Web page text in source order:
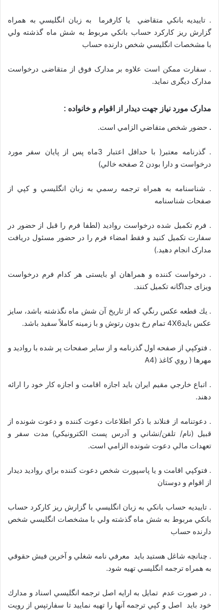
. تاييديه بانكي متقاضي يا كارفرما به زبان انگليسي به همراه
گزارش ريز كاركرد حساب بانكي مربوط به شش ماه گذشته ولي
با مشخصات انگلیسي شخص دارنده حساب
. سفارت ممکن است علاوه بر مدارک فوق از متقاضی درخواست
مدارک دیگری نماید.
مدارک مورد نیاز جهت دیدار از اقوام و خانواده :
. حضور شخص متقاضي الزامي است.
. گذرنامه معتبر( با حداقل اعتبار 3ماه پس از پايان سفر مورد
درخواست و دارا بودن 2 صفحه خالي)
. شناسنامه به همراه ترجمه رسمي به زبان انگليسي و كپي از
صفحات شناسنامه
. فرم تكميل شده درخواست رواديد (لطفا فرم را قبل از حضور در
سفارت تکمیل کنید و فقط امضاء فرم را در حضور مسئول دریافت
مدارک انجام دهید.)
. درخواست کننده و همراهان او بایستی هر کدام فرم درخواست
ویزای جداگانه تکمیل کنند.
. يك قطعه عكس رنگي كه از تاريخ آن شش ماه نگذشته باشد، سايز
عكس بايد4X6 تمام رخ بدون رتوش و با زمينه كاملاً سفيد باشد.
. فتوكپي از صفحه اول گذرنامه و از ساير صفحات پر شده با رواديد و
مهرها ( روي كاغذ (A4
. اتباع خارجي مقيم ايران بايد اجازه اقامت و اجازه كار خود را ارائه
دهند.
. دعوتنامه از فنلاند با ذكر اطلاعات دعوت كننده و دعوت شونده از
قبيل (نام/ تلفن/نشاني و آدرس پست الكترونيكي) مدت سفر و
تعهدات مالي دعوت شونده الزامي است.
. فتوكپي اقامت و يا پاسپورت شخص دعوت كننده براي رواديد ديدار
از اقوام و دوستان
. تاييديه حساب بانكي به زبان انگليسي با گزارش ريز كاركرد حساب
بانكي مربوط به شش ماه گذشته ولي با مشخصات انگلیسي شخص
دارنده حساب
. چنانچه شاغل هستيد بايد معرفي نامه شغلي و آخرين فيش حقوقي
به همراه ترجمه انگليسي تهيه شود.
. در صورت عدم تمايل به ارايه اصل ترجمه انگليسي اسناد و مدارك
خود بايد اصل و كپي ترجمه آنها را تهيه نماييد تا سفارتپس از رويت